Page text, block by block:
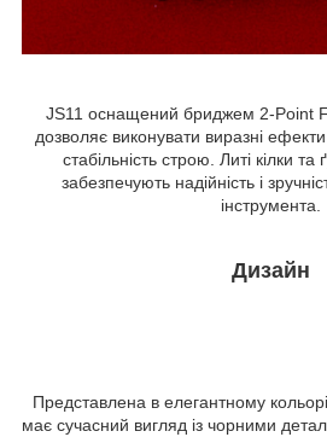
JS11 оснащений бриджем 2-Point
дозволяє виконувати виразні
стабільність строю. Литі кілки
забезпечують надійність і
інструмента.
Дизайн
Представлена в елегантному
має сучасний вигляд із чорними